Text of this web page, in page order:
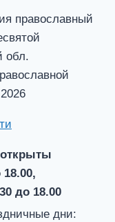
православный
обл.
до 18.00
дни: